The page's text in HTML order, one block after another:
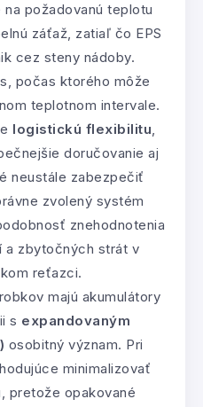
požadovanú teplotu
záťaž, zatiaľ čo EPS
cez steny nádoby.
počas ktorého môže
teplotnom intervale.
logistickú flexibilitu,
doručovanie aj
neustále zabezpečiť
zvolený systém
znehodnotenia
a zbytočných strát v
reťazci.
majú akumulátory
s expandovaným
osobitný význam. Pri
minimalizovať
pretože opakované